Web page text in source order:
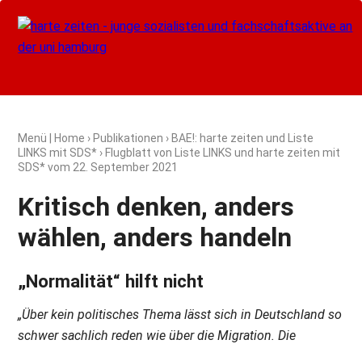
Menü Home › Publikationen › BAE!: harte zeiten und Liste
LINKS mit SDS* › Flugblatt von Liste LINKS und harte zeiten mit
SDS* vom 22. September 2021
Kritisch denken, anders
wählen, anders handeln
„Normalität“ hilft nicht
„Über kein politisches Thema lässt sich in Deutschland so
schwer sachlich reden wie über die Migration. Die